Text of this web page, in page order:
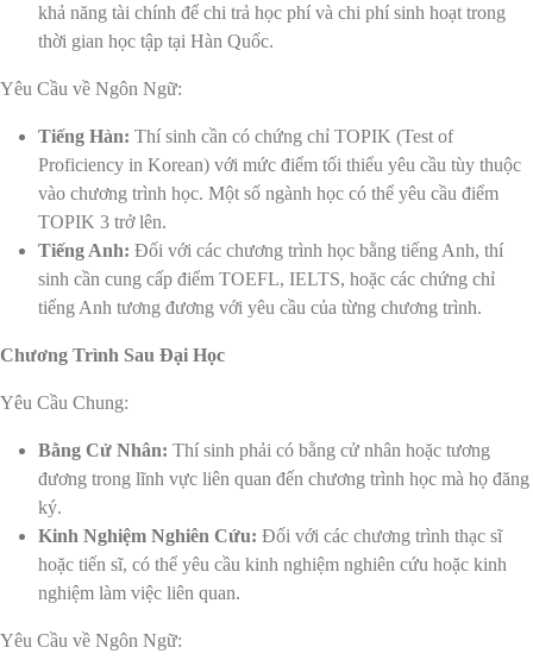
khả năng tài chính để chi trả học phí và chi phí sinh hoạt trong
thời gian học tập tại Hàn Quốc.
Yêu Cầu về Ngôn Ngữ:
Tiếng Hàn: Thí sinh cần có chứng chỉ TOPIK (Test of
Proficiency in Korean) với mức điểm tối thiểu yêu cầu tùy thuộc
vào chương trình học. Một số ngành học có thể yêu cầu điểm
TOPIK 3 trở lên.
Tiếng Anh: Đối với các chương trình học bằng tiếng Anh, thí
sinh cần cung cấp điểm TOEFL, IELTS, hoặc các chứng chỉ
tiếng Anh tương đương với yêu cầu của từng chương trình.
Chương Trình Sau Đại Học
Yêu Cầu Chung:
Bằng Cử Nhân: Thí sinh phải có bằng cử nhân hoặc tương
đương trong lĩnh vực liên quan đến chương trình học mà họ đăng
ký.
Kinh Nghiệm Nghiên Cứu: Đối với các chương trình thạc sĩ
hoặc tiến sĩ, có thể yêu cầu kinh nghiệm nghiên cứu hoặc kinh
nghiệm làm việc liên quan.
Yêu Cầu về Ngôn Ngữ: